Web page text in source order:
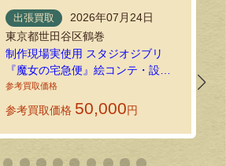
出張買取
2026年07月24日
東京都世田谷区鶴巻
制作現場実使用 スタジオジブリ
『魔女の宅急便』絵コンテ・設定
資料134枚を出張買取しました！
参考買取価格 50,000円